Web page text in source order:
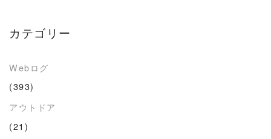
カテゴリー
Webログ
(393)
アウトドア
(21)